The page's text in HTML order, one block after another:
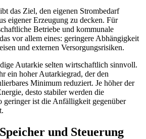
das Ziel, den eigenen Strombedarf
eigener Erzeugung zu decken. Für
Betriebe und kommunale
vor allem eines: geringere Abhängigkeit
und externen Versorgungsrisiken.
Autarkie selten wirtschaftlich sinnvoll.
ein hoher Autarkiegrad, der den
Minimum reduziert. Je höher der
desto stabiler werden die
geringer ist die Anfälligkeit gegenüber
und Steuerung